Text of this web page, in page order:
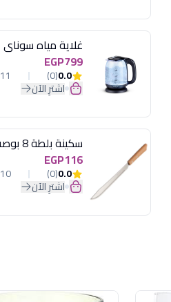
EGP799
0.0
(0) 11 تم البيع
اشترِ الآن
EGP116
0.0
(0) 10 تم البيع
اشترِ الآن